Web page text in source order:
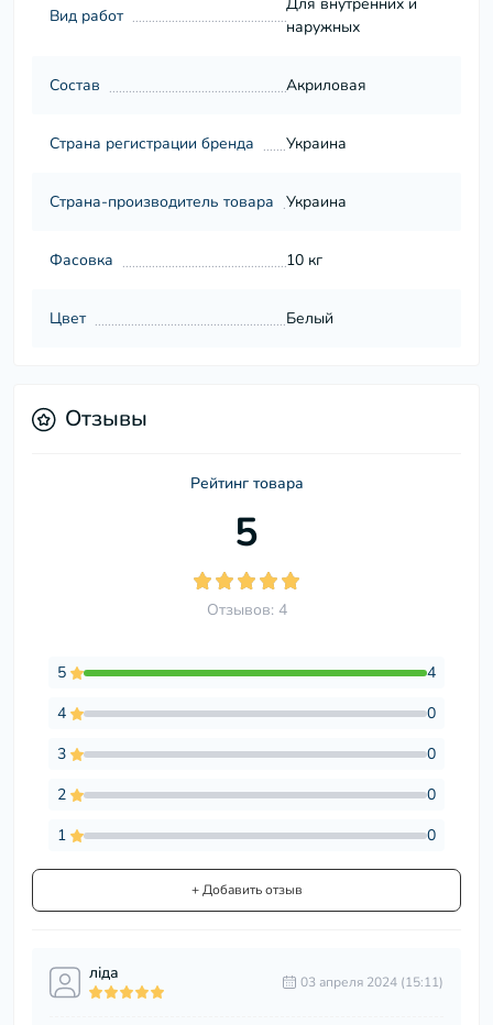
Вид работ
наружных
Состав Акриловая
Страна регистрации бренда Украина
Страна-производитель товара Украина
Фасовка 10 кг
Цвет Белый
Отзывы
Рейтинг товара
5
Отзывов: 4
5
4
4
0
3
0
2
0
1
0
+ Добавить отзыв
ліда 03 апреля 2024 (15:11)